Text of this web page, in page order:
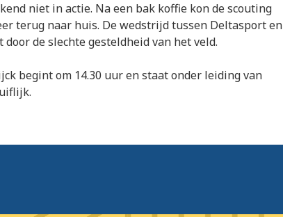
niet in actie. Na een bak koffie kon de scouting
terug naar huis. De wedstrijd tussen Deltasport en
de slechte gesteldheid van het veld.
begint om 14.30 uur en staat onder leiding van